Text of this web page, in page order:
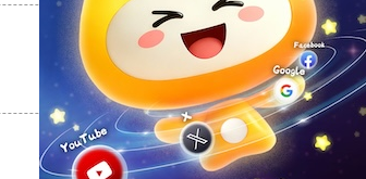
支持[0] 反对[0]